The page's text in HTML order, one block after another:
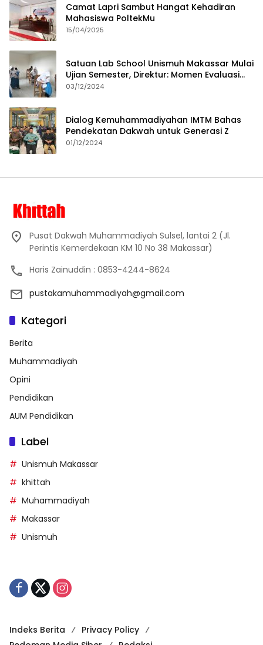
Camat Lapri Sambut Hangat Kehadiran
Mahasiswa PoltekMu
15/04/2025
Satuan Lab School Unismuh Makassar Mulai
Ujian Semester, Direktur: Momen Evaluasi
Proses Pembelajaran
03/12/2024
Dialog Kemuhammadiyahan IMTM Bahas
Pendekatan Dakwah untuk Generasi Z
01/12/2024
Pusat Dakwah Muhammadiyah Sulsel, lantai 2 (Jl.
Perintis Kemerdekaan KM 10 No 38 Makassar)
Haris Zainuddin : 0853-4244-8624
pustakamuhammadiyah@gmail.com
Kategori
Berita
Muhammadiyah
Opini
Pendidikan
AUM Pendidikan
Label
Unismuh Makassar
khittah
Muhammadiyah
Makassar
Unismuh
Indeks Berita
Privacy Policy